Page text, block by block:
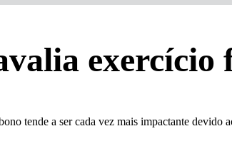
exercício
tende a ser cada vez mais impactante devido